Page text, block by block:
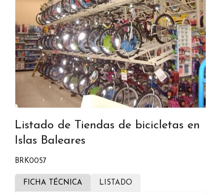
Listado de Tiendas de bicicletas en
Islas Baleares
BRK0057
FICHA TÉCNICA LISTADO